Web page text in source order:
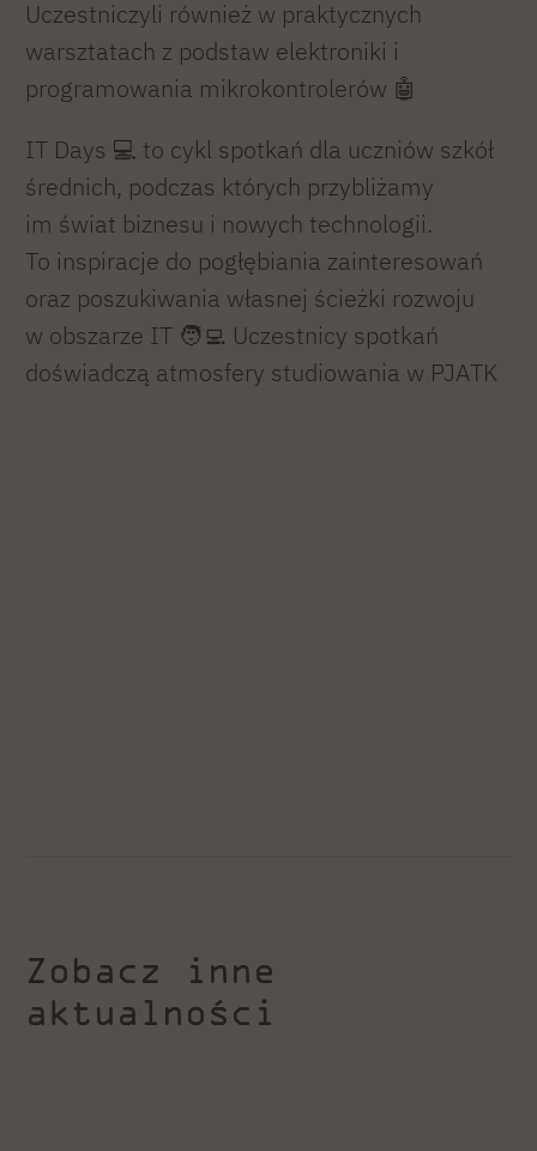
Uczestniczyli również w praktycznych
warsztatach z podstaw elektroniki i
programowania mikrokontrolerów 🤖
IT Days 💻 to cykl spotkań dla uczniów szkół
średnich, podczas których przybliżamy
im świat biznesu i nowych technologii.
To inspiracje do pogłębiania zainteresowań
oraz poszukiwania własnej ścieżki rozwoju
w obszarze IT 🧑‍💻 Uczestnicy spotkań
doświadczą atmosfery studiowania w PJATK
Zobacz inne
aktualności